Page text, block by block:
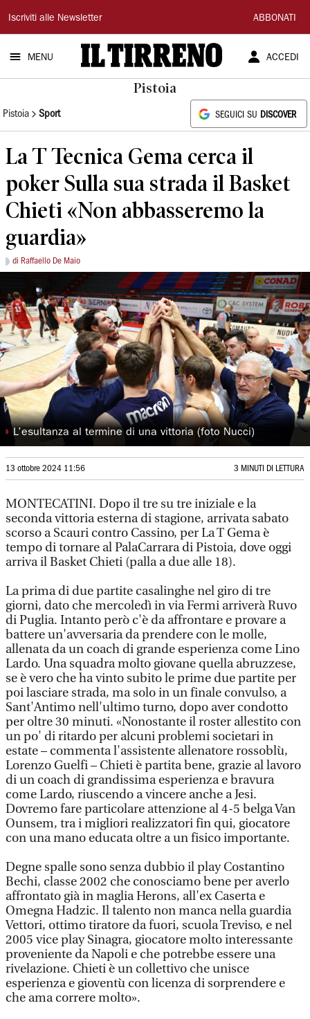
Il
Tirreno
Iscriviti alle Newsletter ABBONATI
MENU ACCEDI
Pistoia
Pistoia Sport SEGUICI SU DISCOVER
La T Tecnica Gema cerca il
poker Sulla sua strada il Basket
Chieti «Non abbasseremo la
guardia»
di Raffaello De Maio
◗ L’esultanza al termine di una vittoria (foto Nucci)
13 ottobre 2024 11:56 3 MINUTI DI LETTURA
MONTECATINI. Dopo il tre su tre iniziale e la
seconda vittoria esterna di stagione, arrivata sabato
scorso a Scauri contro Cassino, per La T Gema è
tempo di tornare al PalaCarrara di Pistoia, dove oggi
arriva il Basket Chieti (palla a due alle 18).
La prima di due partite casalinghe nel giro di tre
giorni, dato che mercoledì in via Fermi arriverà Ruvo
di Puglia. Intanto però c'è da affrontare e provare a
battere un'avversaria da prendere con le molle,
allenata da un coach di grande esperienza come Lino
Lardo. Una squadra molto giovane quella abruzzese,
se è vero che ha vinto subito le prime due partite per
poi lasciare strada, ma solo in un finale convulso, a
Sant'Antimo nell'ultimo turno, dopo aver condotto
per oltre 30 minuti. «Nonostante il roster allestito con
un po' di ritardo per alcuni problemi societari in
estate – commenta l'assistente allenatore rossoblù,
Lorenzo Guelfi – Chieti è partita bene, grazie al lavoro
di un coach di grandissima esperienza e bravura
come Lardo, riuscendo a vincere anche a Jesi.
Dovremo fare particolare attenzione al 4-5 belga Van
Ounsem, tra i migliori realizzatori fin qui, giocatore
con una mano educata oltre a un fisico importante.
Degne spalle sono senza dubbio il play Costantino
Bechi, classe 2002 che conosciamo bene per averlo
affrontato già in maglia Herons, all'ex Caserta e
Omegna Hadzic. Il talento non manca nella guardia
Vettori, ottimo tiratore da fuori, scuola Treviso, e nel
2005 vice play Sinagra, giocatore molto interessante
proveniente da Napoli e che potrebbe essere una
rivelazione. Chieti è un collettivo che unisce
esperienza e gioventù con licenza di sorprendere e
che ama correre molto».